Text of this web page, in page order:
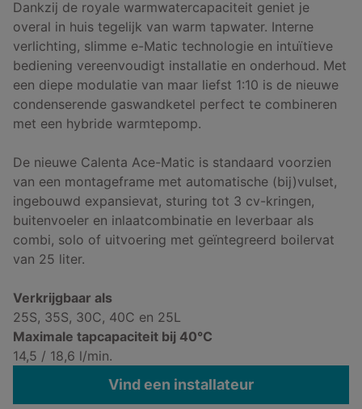
Dankzij de royale warmwatercapaciteit geniet je
overal in huis tegelijk van warm tapwater. Interne
verlichting, slimme e-Matic technologie en intuïtieve
bediening vereenvoudigt installatie en onderhoud. Met
een diepe modulatie van maar liefst 1:10 is de nieuwe
condenserende gaswandketel perfect te combineren
met een hybride warmtepomp.
De nieuwe Calenta Ace-Matic is standaard voorzien
van een montageframe met automatische (bij)vulset,
ingebouwd expansievat, sturing tot 3 cv-kringen,
buitenvoeler en inlaatcombinatie en leverbaar als
combi, solo of uitvoering met geïntegreerd boilervat
van 25 liter.
Verkrijgbaar als
25S, 35S, 30C, 40C en 25L
Maximale tapcapaciteit bij 40°C
14,5 / 18,6 l/min.
Vind een installateur